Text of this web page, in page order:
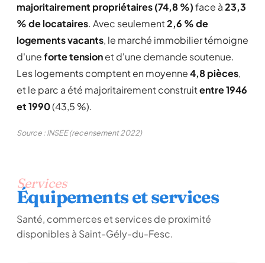
majoritairement propriétaires (74,8 %)face à23,3
% de locataires. Avec seulement2,6 % de
logements vacants, le marché immobilier témoigne
d'uneforte tensionet d'une demande soutenue.
Les logements comptent en moyenne4,8 pièces,
et le parc a été majoritairement construitentre 1946
et 1990(43,5 %).
Source : INSEE (recensement 2022)
Services
Équipements et services
Santé, commerces et services de proximité
disponibles à Saint-Gély-du-Fesc.